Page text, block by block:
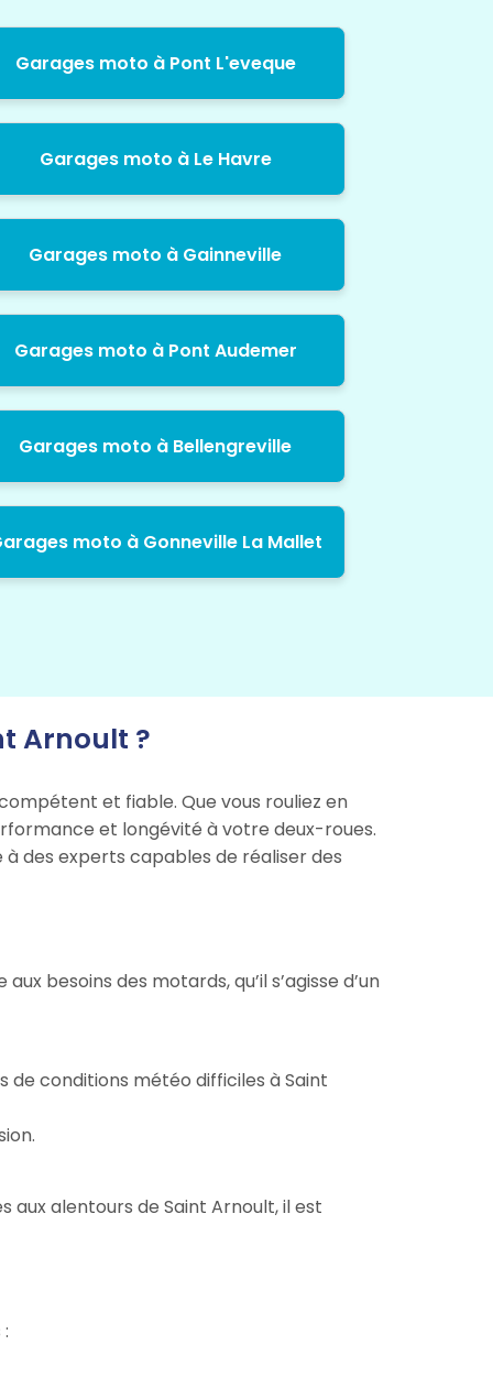
Garages moto à Pont L'eveque
Garages moto à Le Havre
Garages moto à Gainneville
Garages moto à Pont Audemer
Garages moto à Bellengreville
moto à Gonneville La Mallet
Arnoult ?
et fiable. Que vous rouliez en
et longévité à votre deux-roues.
à des experts capables de réaliser des
besoins des motards, qu’il s’agisse d’un
conditions météo difficiles à Saint
aux alentours de Saint Arnoult, il est